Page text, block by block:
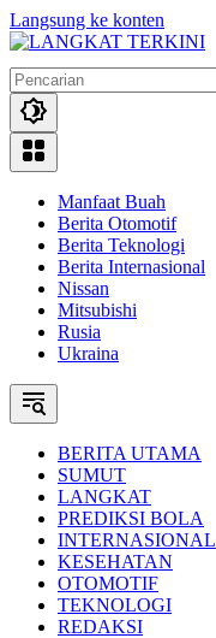
Langsung ke konten
Manfaat Buah
Berita Otomotif
Berita Teknologi
Berita Internasional
Nissan
Mitsubishi
Rusia
Ukraina
BERITA UTAMA
SUMUT
LANGKAT
PREDIKSI BOLA
INTERNASIONAL
KESEHATAN
OTOMOTIF
TEKNOLOGI
REDAKSI